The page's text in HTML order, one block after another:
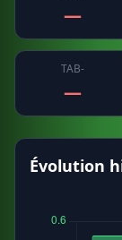
—
TAB-
—
Évolution